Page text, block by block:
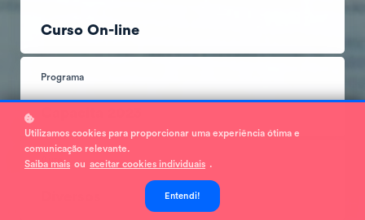
Curso On-line
Programa
Autor
Utilizamos cookies para proporcionar uma experiência ótima e
comunicação relevante.
Saiba mais ou aceitar cookies individuais .
Entendi!